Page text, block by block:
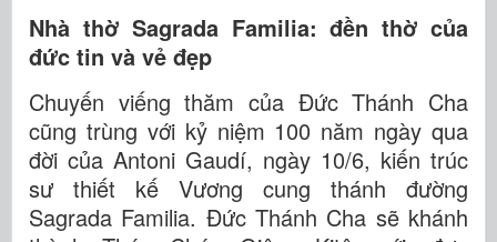
Nhà thờ Sagrada Familia: đền thờ của
đức tin và vẻ đẹp
Chuyến viếng thăm của Đức Thánh Cha
cũng trùng với kỷ niệm 100 năm ngày qua
đời của Antoni Gaudí, ngày 10/6, kiến trúc
sư thiết kế Vương cung thánh đường
Sagrada Familia. Đức Thánh Cha sẽ khánh